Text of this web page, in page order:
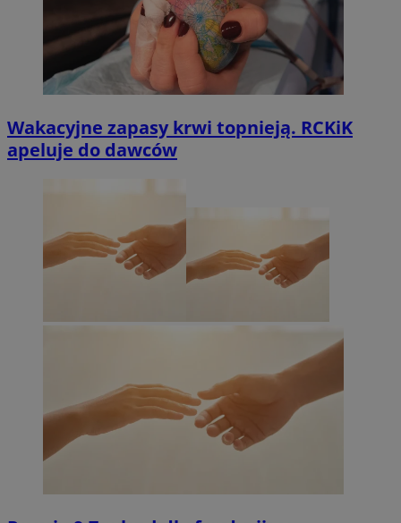
Wakacyjne zapasy krwi topnieją. RCKiK
apeluje do dawców